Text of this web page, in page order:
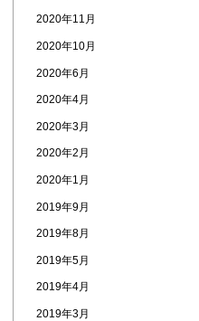
2020年11月
2020年10月
2020年6月
2020年4月
2020年3月
2020年2月
2020年1月
2019年9月
2019年8月
2019年5月
2019年4月
2019年3月